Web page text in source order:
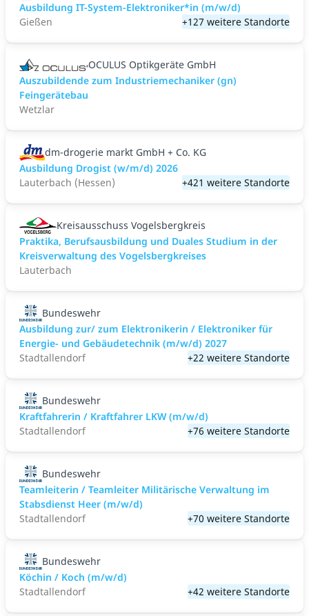
Ausbildung IT-System-Elektroniker*in (m/w/d)
Gießen
+127 weitere Standorte
OCULUS Optikgeräte GmbH
Auszubildende zum Industriemechaniker (gn)
Feingerätebau
Wetzlar
dm-drogerie markt GmbH + Co. KG
Ausbildung Drogist (w/m/d) 2026
Lauterbach (Hessen)
+421 weitere Standorte
Kreisausschuss Vogelsbergkreis
Praktika, Berufsausbildung und Duales Studium in der
Kreisverwaltung des Vogelsbergkreises
Lauterbach
Bundeswehr
Ausbildung zur/ zum Elektronikerin / Elektroniker für
Energie- und Gebäudetechnik (m/w/d) 2027
Stadtallendorf
+22 weitere Standorte
Bundeswehr
Kraftfahrerin / Kraftfahrer LKW (m/w/d)
Stadtallendorf
+76 weitere Standorte
Bundeswehr
Teamleiterin / Teamleiter Militärische Verwaltung im
Stabsdienst Heer (m/w/d)
Stadtallendorf
+70 weitere Standorte
Bundeswehr
Köchin / Koch (m/w/d)
Stadtallendorf
+42 weitere Standorte